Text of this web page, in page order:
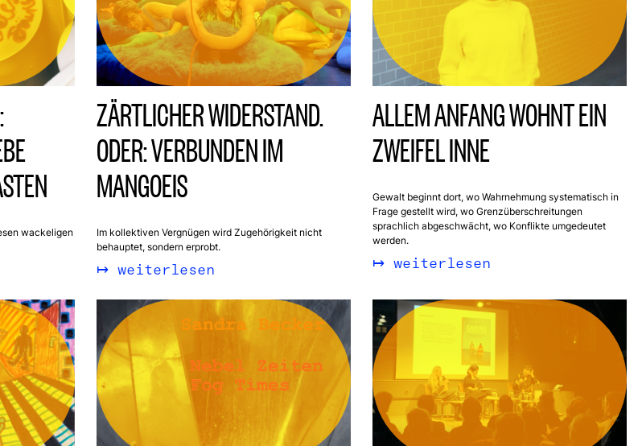
wackeligen
ZÄRTLICHER WIDERSTAND.
ODER: VERBUNDEN IM
MANGOEIS
Im kollektiven Vergnügen wird Zugehörigkeit nicht
behauptet, sondern erprobt.
weiterlesen
ALLEM ANFANG WOHNT EIN
ZWEIFEL INNE
Gewalt beginnt dort, wo Wahrnehmung systematisch in
Frage gestellt wird, wo Grenzüberschreitungen
sprachlich abgeschwächt, wo Konflikte umgedeutet
werden.
weiterlesen